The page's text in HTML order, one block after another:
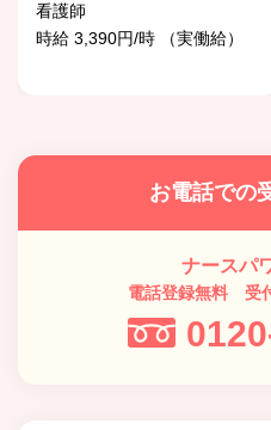
看護師
時給 3,390円/時 （実働給）
お電話での
ナースパ
電話登録無料 受